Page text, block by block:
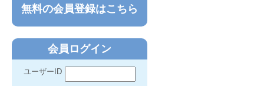
無料の会員登録はこちら
会員ログイン
ユーザーID